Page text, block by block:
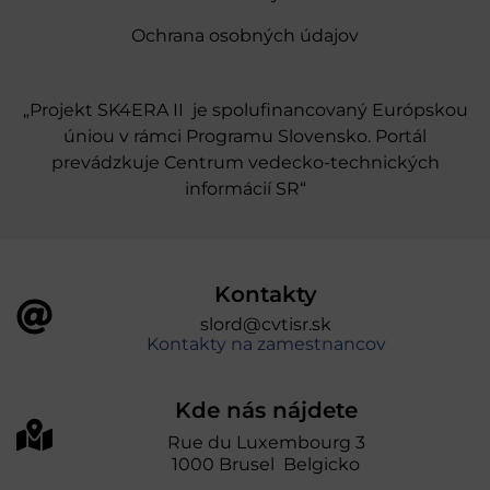
Ochrana osobných údajov
„Projekt SK4ERA II je spolufinancovaný Európskou
úniou v rámci Programu Slovensko. Portál
prevádzkuje Centrum vedecko-technických
informácií SR“
Kontakty
slord@cvtisr.sk
Kontakty na zamestnancov
Kde nás nájdete
Rue du Luxembourg 3
1000 Brusel Belgicko